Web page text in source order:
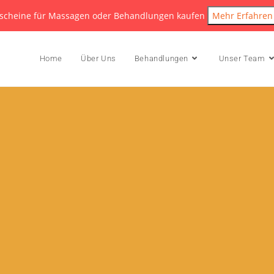
für Massagen oder Behandlungen kaufen Mehr Erfahren
Home Über Uns Behandlungen Unser Team